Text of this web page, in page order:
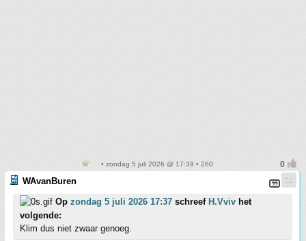
• zondag 5 juli 2026 @ 17:39 • 260
WAvanBuren
Op zondag 5 juli 2026 17:37 schreef H.Vviv het
volgende:
Klim dus niet zwaar genoeg.